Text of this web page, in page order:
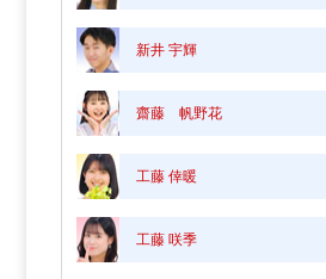
新井 宇輝
齋藤 帆野花
工藤 倖暖
工藤 咲季